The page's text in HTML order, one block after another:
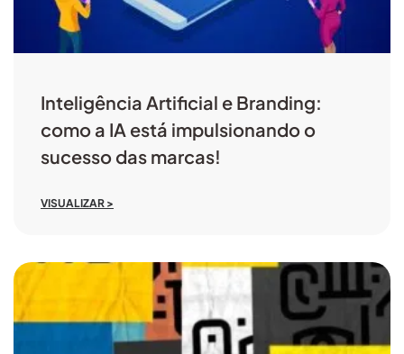
Inteligência Artificial e Branding:
como a IA está impulsionando o
sucesso das marcas!
VISUALIZAR >